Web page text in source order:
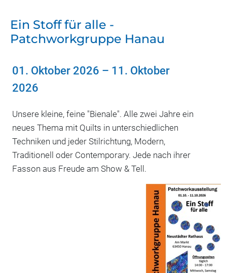
Ein Stoff für alle -
Patchworkgruppe Hanau
01. Oktober 2026 – 11. Oktober
2026
Unsere kleine, feine "Bienale". Alle zwei Jahre ein
neues Thema mit Quilts in unterschiedlichen
Techniken und jeder Stilrichtung, Modern,
Traditionell oder Contemporary. Jede nach ihrer
Fasson aus Freude am Show & Tell.